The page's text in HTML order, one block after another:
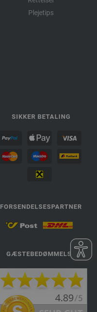
Plejetips
SIKKER BETALING
FORSENDELSESPARTNER
GÆSTEBEDØMMELSE